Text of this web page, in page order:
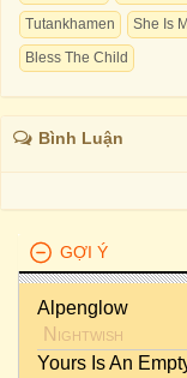
Tutankhamen
She Is
Bless The Child
Bình Luận
GỢI Ý
Alpenglow
Nightwish
Yours Is An